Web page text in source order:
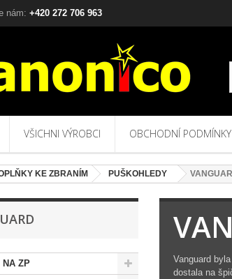
nám: +420 272 706 963
VŠICHNI VÝROBCI OBCHODNÍ PODMÍNKY
KE ZBRANÍM PUŠKOHLEDY
NA ZP
Vanguard
dostala na